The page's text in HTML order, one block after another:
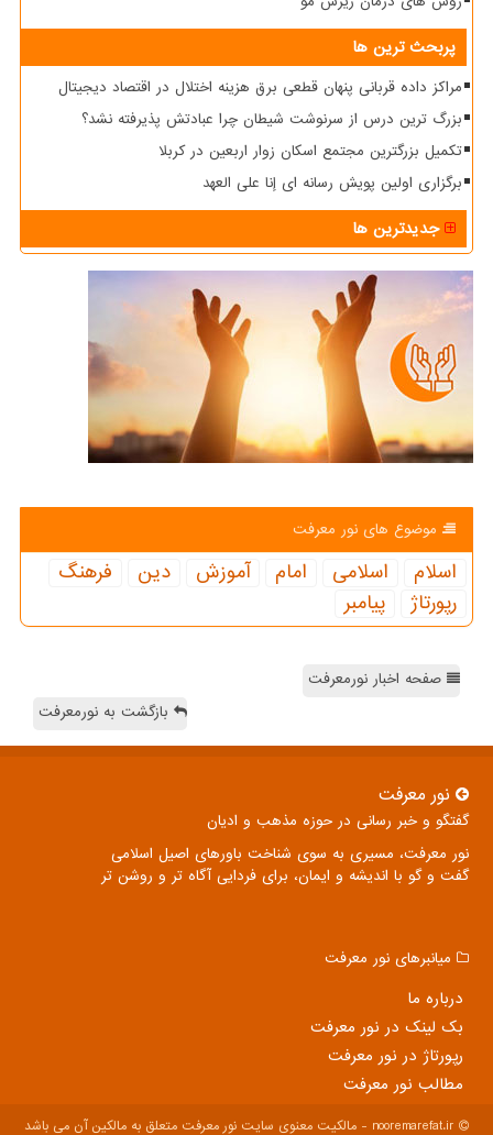
پربحث ترین ها
مراکز داده قربانی پنهان قطعی برق هزینه اختلال در اقتصاد دیجیتال
بزرگ ترین درس از سرنوشت شیطان چرا عبادتش پذیرفته نشد؟
تکمیل بزرگترین مجتمع اسکان زوار اربعین در کربلا
برگزاری اولین پویش رسانه ای إنا علی العهد
جدیدترین ها
موضوع های نور معرفت
اسلام اسلامی امام آموزش دین
فرهنگ
رپورتاژ
پیامبر
صفحه اخبار نورمعرفت
بازگشت به نورمعرفت
نور معرفت
گفتگو و خبر رسانی در حوزه مذهب و ادیان
نور معرفت، مسیری به سوی شناخت باورهای اصیل اسلامی
گفت و گو با اندیشه و ایمان، برای فردایی آگاه تر و روشن تر
میانبرهای نور معرفت
درباره ما
بک لینک در نور معرفت
رپورتاژ در نور معرفت
مطالب نور معرفت